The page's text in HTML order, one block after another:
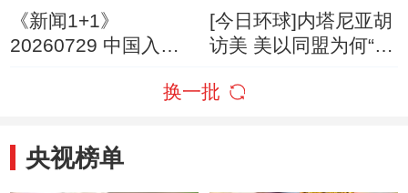
《新闻1+1》
20260729 中国入境
[今日环球]内塔尼亚胡
访美 美以同盟为何“貌
换一批
央视榜单